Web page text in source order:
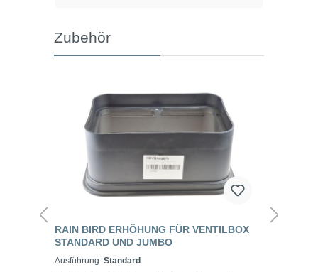
Zubehör
RAIN BIRD ERHÖHUNG FÜR VENTILBOX
STANDARD UND JUMBO
Ausführung: Standard